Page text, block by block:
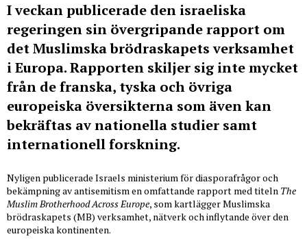
I veckan publicerade den israeliska
regeringen sin övergripande rapport om
det Muslimska brödraskapets verksamhet
i Europa. Rapporten skiljer sig inte mycket
från de franska, tyska och övriga
europeiska översikterna som även kan
bekräftas av nationella studier samt
internationell forskning.
Nyligen publicerade Israels ministerium för diasporafrågor och
bekämpning av antisemitism en omfattande rapport med titeln The
Muslim Brotherhood Across Europe, som kartlägger Muslimska
brödraskapets (MB) verksamhet, nätverk och inflytande över den
europeiska kontinenten.